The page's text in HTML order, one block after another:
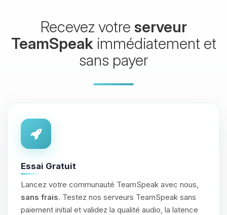
Recevez votre serveur
TeamSpeak immédiatement et
sans payer
Essai Gratuit
Lancez votre communauté TeamSpeak avec nous,
sans frais. Testez nos serveurs TeamSpeak sans
paiement initial et validez la qualité audio, la latence